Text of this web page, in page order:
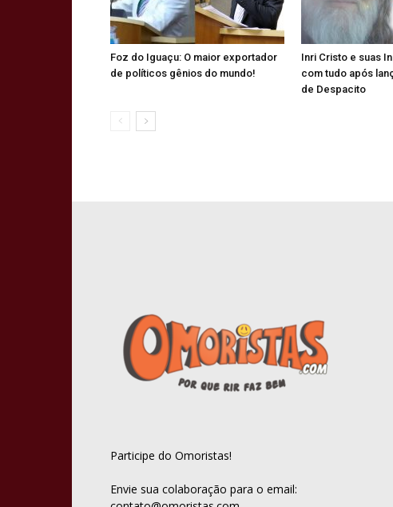
Foz do Iguaçu: O maior exportador
de políticos gênios do mundo!
Inri Cristo e suas
com tudo após
de Despacito
Participe do Omoristas!
Envie sua colaboração para o email: